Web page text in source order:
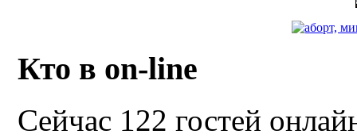
Кто в on-line
Сейчас 122 гостей